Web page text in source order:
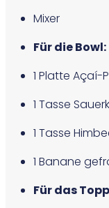
Mixer
Für die Bowl:
1 Platte Açaí-
1 Tasse
1 Tasse
1 Banane
Für das